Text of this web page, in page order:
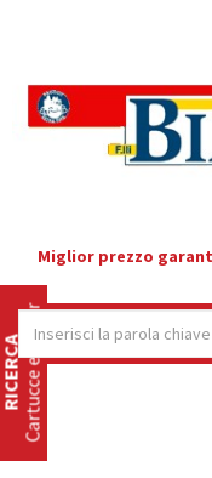
Miglior prezzo
Cartucce e Toner